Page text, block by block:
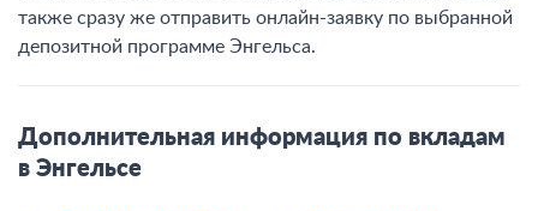
также сразу же отправить онлайн-заявку по выбранной
депозитной программе Энгельса.
Дополнительная информация по вкладам
в Энгельсе